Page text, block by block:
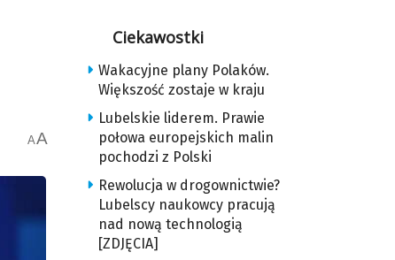
AA
Ciekawostki
Wakacyjne plany Polaków.
Większość zostaje w kraju
Lubelskie liderem. Prawie
połowa europejskich malin
pochodzi z Polski
Rewolucja w drogownictwie?
Lubelscy naukowcy pracują
nad nową technologią
[ZDJĘCIA]